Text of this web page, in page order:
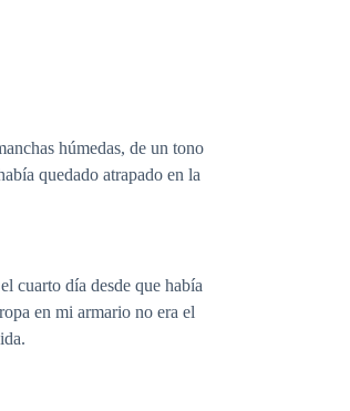
húmedas, de un tono
quedado atrapado en la
cuarto día desde que había
en mi armario no era el